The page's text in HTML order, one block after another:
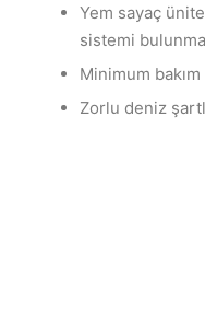
Yem sayaç
sistemi
Minimum bakım
Zorlu deniz